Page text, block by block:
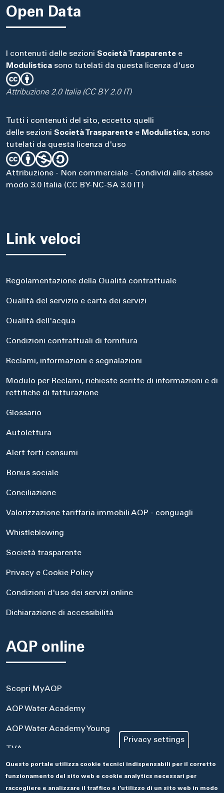
Open Data
I contenuti delle sezioni Società Trasparente e
Modulistica sono tutelati da questa licenza d'uso
Attribuzione 2.0 Italia (CC BY 2.0 IT)
Tutti i contenuti del sito, eccetto quelli
delle sezioni Società Trasparente e Modulistica, sono
tutelati da questa licenza d'uso
Attribuzione - Non commerciale - Condividi allo stesso
modo 3.0 Italia (CC BY-NC-SA 3.0 IT)
Link veloci
Regolamentazione della Qualità contrattuale
Qualità del servizio e carta dei servizi
Qualità dell'acqua
Condizioni contrattuali di fornitura
Reclami, informazioni e segnalazioni
Modulo per Reclami, richieste scritte di informazioni e di
rettifiche di fatturazione
Glossario
Autolettura
Alert forti consumi
Bonus sociale
Conciliazione
Valorizzazione tariffaria immobili AQP - conguagli
Whistleblowing
Società trasparente
Privacy e Cookie Policy
Condizioni d'uso dei servizi online
Dichiarazione di accessibilità
AQP online
Scopri MyAQP
AQP Water Academy
AQP Water Academy Young
TVA
Portale Acquisti
Aseco
Privacy settings
Questo portale utilizza cookie tecnici indispensabili per il corretto
funzionamento del sito web e cookie analytics necessari per
raccogliere e analizzare il traffico e l’utilizzo di un sito web in modo